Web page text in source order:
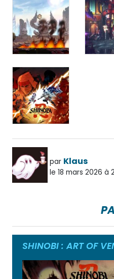
par Klaus
le 18 mars 2026 à
SHINOBI : ART OF